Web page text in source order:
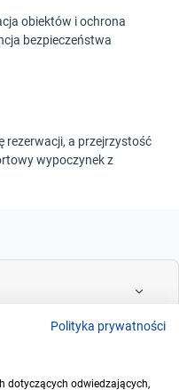
obiektów i ochrona
bezpieczeństwa
rezerwacji, a przejrzystość
wypoczynek z
Polityka prywatności
dotyczących odwiedzających,